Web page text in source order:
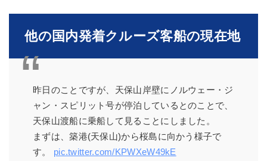
他の国内発着クルーズ客船の現在地
昨日のことですが、天保山岸壁にノルウェー・ジ
ャン・スピリット号が停泊しているとのことで、
天保山渡船に乗船して見ることにしました。
まずは、築港(天保山)から桜島に向かう様子で
す。 pic.twitter.com/KPWXeW49kE